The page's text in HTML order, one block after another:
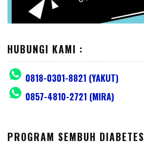
HUBUNGI KAMI :
0818-0301-8821 (YAKUT)
0857-4810-2721 (MIRA)
PROGRAM SEMBUH DIABETES